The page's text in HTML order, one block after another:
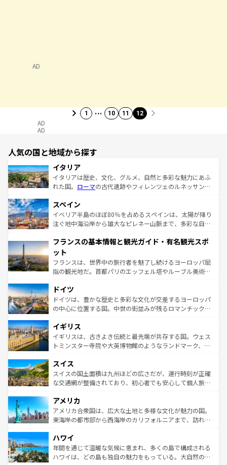
AD
1 … 10 11 12
AD
AD
人気の国と地域から探す
イタリア
イタリアは歴史、文化、グルメ、自然と多彩な魅力にあふ
れた国。 ローマの古代遺跡やフィレンツェのルネッサンス
ろん、トスカーナの美しい田園風景やアマルフィ海岸の絶
景など、自然景観も見逃せない。観光の合間には、本場の
ピザやパスタなど、絶品のイタリア料理を堪能することも
ませてくれるイタリアで、忘れられない旅をしてみよう！
なお、新着のイタリア情報は
しい。
スペイン
イベリア半島のほぼ80％を占めるスペインは、太陽が降り
注ぐ地中海沿岸から雄大なピレネー山脈まで、多彩な自然
文化が根付くこの国では、情熱的なフラメンコ、熱気あふ
れる闘牛、そして美味しいタパスが生活の一部となってい
る。首都マドリードの洗練された雰囲気や、バルセロナの
アートに溢れた街角から、地方では古代ローマ遺跡や中世
せる。地方によって風土や気候が異なるスペインはその個
性で訪れる人を魅了する。 なお、新着のスペイン情報は コ
ンテンツ一覧を参照してほしい。
フランスの基本情報と観光ガイド・有名観光スポ
ット
フランスは、世界中の旅行者を魅了し続けるヨーロッパ屈
指の観光地だ。首都パリのエッフェル塔やルーブル美術館
で、幅広い魅力が詰まっている。華麗な宮殿、歴史的な大
聖堂、美しいビーチ、そして豊かな自然が、訪れる者を心
から魅了する。また、フランスは美食の国としても知ら
いる。シャンパンの発祥地であるランス、プロヴァンスの
香り高いラベンダー畑など、多彩な楽しみ方が可能だ。さ
らに、パリ以外の地域にも魅力が溢れており、どの街角に
れる地方に足を運ぶとそれぞれで全く異なる文化を体験で
きるだろう。 なお、新着のフランス情報はコンテンツ一覧
を参照してほしい。
ドイツ
ドイツは、豊かな歴史と多彩な文化が交差するヨーロッパ
の中心に位置する国。中世の街並みが残るロマンチック街
顔を持つこの国は、どこを歩いても飽きることがない。ベ
ルリンの文化的活気、バイエルン州のアルプスの絶景、そ
してライン川沿いのワイン畑といった風景は必見。ビール
は、お酒好きな人にはぜひ体験してほしい。 なお、新着の
ドイツ情報はコンテンツ一覧を参照してほしい。
イギリス
イギリスは、古きよき伝統と最先端が共存する国。ウェス
トミンスター寺院や大英博物館のようなランドマーク、歴
リアごとに異なる魅力がある。また、優雅なアフタヌーン
ティー、ビール好きにはたまらない英国パブ、サッカー観
戦など、本場だからこそできる体験も豊富。イギリスを旅
ンツ一覧を参照してほしい。
スイス
スイスの国土面積は九州ほどの広さだが、運行時刻が正確
な交通網が整備されており、初心者でも安心して個人旅行
の建物がそのまま残る町や、スイスならではのユニークな
博物館もあり、アルプス観光だけでなく町歩きも満喫する
ことができる。国民の所得が高いため物価も高いが、旅行
ば市内交通費無料で観光を楽しむこともできる。 なお、新
着のスイス情報はコンテンツ一覧 を参照してほしい。
アメリカ
アメリカ合衆国は、広大な土地と多様な文化が魅力の国。
東海岸の都市部から西海岸のカリフォルニアまで、訪れる
のような巨大都市は、観光、ショッピング、エンターテイ
ンメントが詰まった刺激的なスポットだ。一方、アメリカ
西部には大自然が広がり、グランドキャニオンやイエロー
ハワイ
年間を通じて温暖な気候に恵まれ、多くの島で構成される
ハワイは、どの島も独自の魅力をもっている。大自然の神